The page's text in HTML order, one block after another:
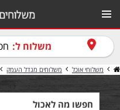
משלוח ל:
משלוחי אוכל משלוחים מגדל העמק